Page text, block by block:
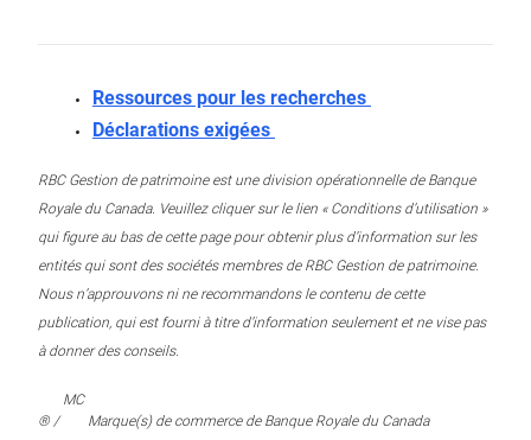
Ressources pour les recherches
Déclarations exigées
RBC Gestion de patrimoine est une division opérationnelle de Banque
Royale du Canada. Veuillez cliquer sur le lien « Conditions d’utilisation »
qui figure au bas de cette page pour obtenir plus d’information sur les
entités qui sont des sociétés membres de RBC Gestion de patrimoine.
Nous n’approuvons ni ne recommandons le contenu de cette
publication, qui est fourni à titre d’information seulement et ne vise pas
à donner des conseils.
® /
MC
Marque(s) de commerce de Banque Royale du Canada